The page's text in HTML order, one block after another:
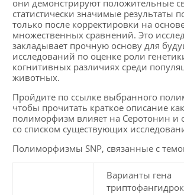
они демонстрируют положительные
статистически значимые результаты
только после корректировки на
множественных сравнений. Это
закладывает прочную основу для
исследований по оценке роли
когнитивных различиях среди
животных.
Пройдите по ссылке выбранного
чтобы прочитать краткое описание
полиморфизм влияет на Серотонин и
со списком существующих
Полиморфизмы SNP, связанные с
Варианты гена